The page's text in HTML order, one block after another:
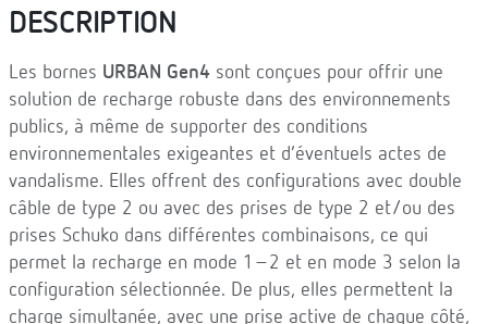
DESCRIPTION
Les bornes URBAN Gen4 sont conçues pour offrir une
solution de recharge robuste dans des environnements
publics, à même de supporter des conditions
environnementales exigeantes et d’éventuels actes de
vandalisme. Elles offrent des configurations avec double
câble de type 2 ou avec des prises de type 2 et/ou des
prises Schuko dans différentes combinaisons, ce qui
permet la recharge en mode 1–2 et en mode 3 selon la
configuration sélectionnée. De plus, elles permettent la
charge simultanée, avec une prise active de chaque côté,